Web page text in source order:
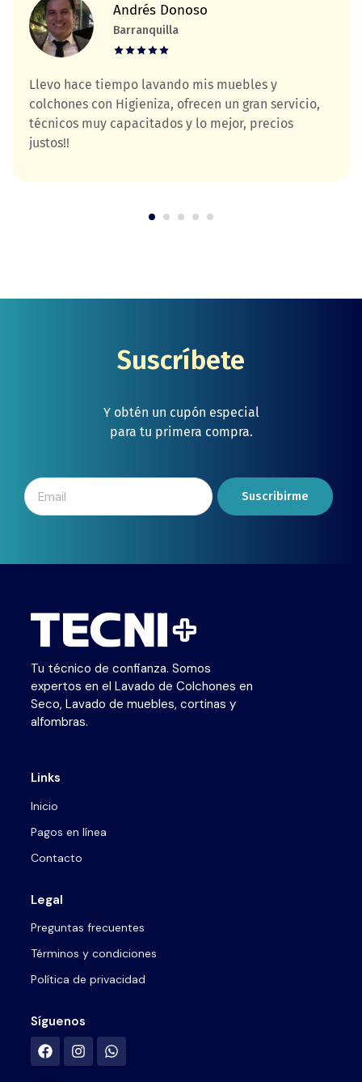
Andrés Donoso
Barranquilla
Llevo hace tiempo lavando mis muebles y
colchones con Higieniza, ofrecen un gran servicio,
técnicos muy capacitados y lo mejor, precios
justos!!
Suscríbete
Y obtén un cupón especial
para tu primera compra.
Suscribirme
Tu técnico de confianza. Somos
expertos en el Lavado de Colchones en
Seco, Lavado de muebles, cortinas y
alfombras.
Links
Inicio
Pagos en línea
Contacto
Legal
Preguntas frecuentes
Términos y condiciones
Política de privacidad
Síguenos